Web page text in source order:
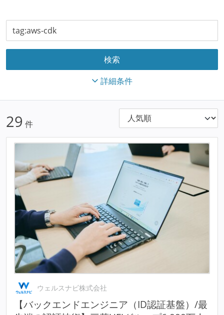
詳細条件
29 件
ウェルスナビ株式会社
【バックエンドエンジニア（ID認証基盤）/最